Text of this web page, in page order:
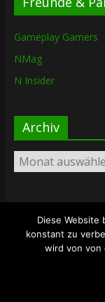
Gameplay Gamers
NMag
N Insider
Archiv
Archiv
Copyright © 2026
Theme:
Diese Website
konstant zu
wird von von